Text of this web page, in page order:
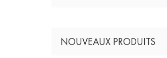
NOUVEAUX PRODUITS